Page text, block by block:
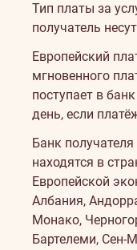
Тип платы за
получатель
Европейский
мгновенного
поступает в
день, если
Банк
находятся в
Европейской
Албания,
Монако,
Бартелеми, Сен-